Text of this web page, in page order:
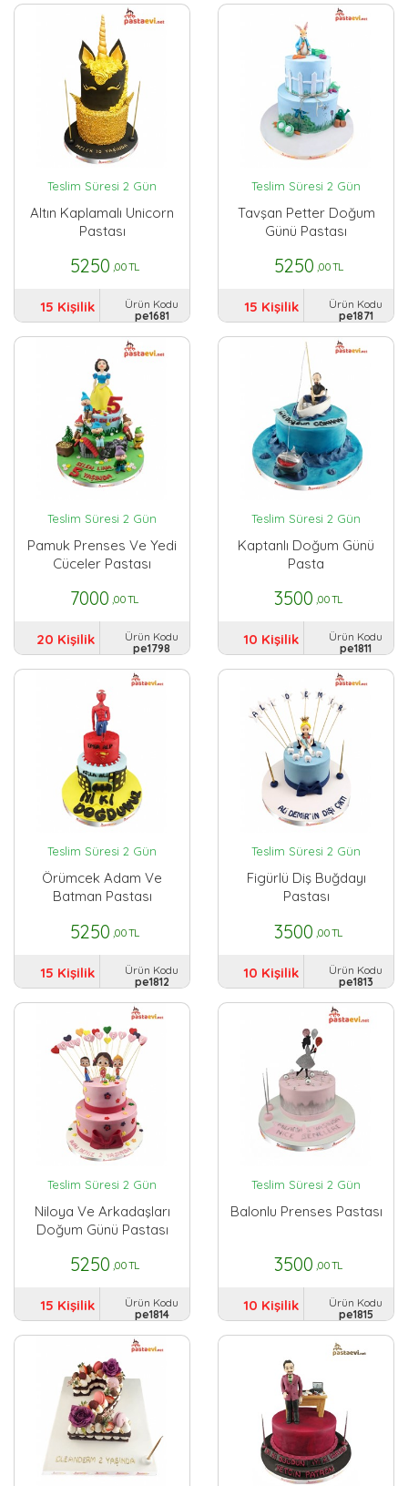
Teslim Süresi 2 Gün
Altın Kaplamalı Unicorn
Pastası
5250 ,00 TL
15 Kişilik
Ürün Kodu
pe1681
Teslim Süresi 2 Gün
Tavşan Petter Doğum
Günü Pastası
5250 ,00 TL
15 Kişilik
Ürün Kodu
pe1871
Teslim Süresi 2 Gün
Pamuk Prenses Ve Yedi
Cüceler Pastası
7000 ,00 TL
20 Kişilik
Ürün Kodu
pe1798
Teslim Süresi 2 Gün
Kaptanlı Doğum Günü
Pasta
3500 ,00 TL
10 Kişilik
Ürün Kodu
pe1811
Teslim Süresi 2 Gün
Örümcek Adam Ve
Batman Pastası
5250 ,00 TL
15 Kişilik
Ürün Kodu
pe1812
Teslim Süresi 2 Gün
Figürlü Diş Buğdayı
Pastası
3500 ,00 TL
10 Kişilik
Ürün Kodu
pe1813
Teslim Süresi 2 Gün
Niloya Ve Arkadaşları
Doğum Günü Pastası
5250 ,00 TL
15 Kişilik
Ürün Kodu
pe1814
Teslim Süresi 2 Gün
Balonlu Prenses Pastası
3500 ,00 TL
10 Kişilik
Ürün Kodu
pe1815